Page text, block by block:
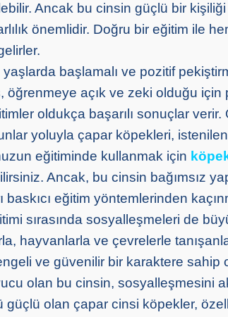
Ancak bu cinsin güçlü bir
önemlidir. Doğru bir eğitim ile
başlamalı ve pozitif
öğrenmeye açık ve zeki olduğu
oldukça başarılı sonuçlar verir.
yoluyla çapar köpekleri, istenilen
eğitiminde kullanmak için
Ancak, bu cinsin bağımsız
baskıcı eğitim yöntemlerinden
sırasında sosyalleşmeleri de
hayvanlarla ve çevrelerle
ve güvenilir bir karaktere sahip
olan bu cinsin, sosyalleşmesini
olan çapar cinsi köpekler,